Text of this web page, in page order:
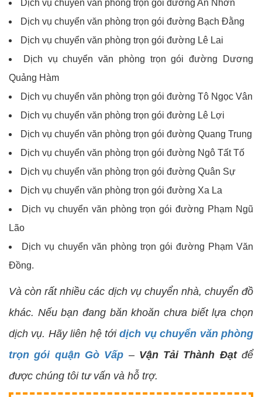
Dịch vụ chuyển văn phòng trọn gói đường An Nhơn
Dịch vụ chuyển văn phòng trọn gói đường Bạch Đằng
Dịch vụ chuyển văn phòng trọn gói đường Lê Lai
Dịch vụ chuyển văn phòng trọn gói đường Dương
Quảng Hàm
Dịch vụ chuyển văn phòng trọn gói đường Tô Ngọc Vân
Dịch vụ chuyển văn phòng trọn gói đường Lê Lợi
Dịch vụ chuyển văn phòng trọn gói đường Quang Trung
Dịch vụ chuyển văn phòng trọn gói đường Ngô Tất Tố
Dịch vụ chuyển văn phòng trọn gói đường Quân Sự
Dịch vụ chuyển văn phòng trọn gói đường Xa La
Dịch vụ chuyển văn phòng trọn gói đường Phạm Ngũ
Lão
Dịch vụ chuyển văn phòng trọn gói đường Phạm Văn
Đồng.
Và còn rất nhiều các dịch vụ chuyển nhà, chuyển đồ
khác. Nếu bạn đang băn khoăn chưa biết lựa chọn
dịch vụ. Hãy liên hệ tớidịch vụ chuyển văn phòng
trọn gói quận Gò Vấp – Vận Tải Thành Đạtđể
được chúng tôi tư vấn và hỗ trợ.